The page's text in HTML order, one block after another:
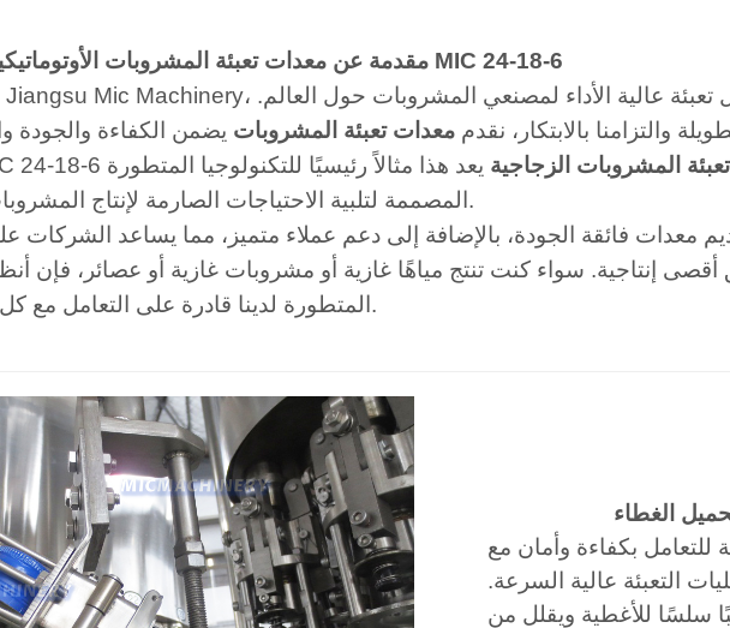
مقدمة عن معدات تعبئة المشروبات الأوتوماتيكية بالكامل MIC 24-18-6
والتزامنا بالابتكار، نقدممعدات تعبئة المشروبات يضمن الكفاءة والجودة
تعبئة المشروبات الزجاجية يعد هذا مثالاً رئيسيًا للتكنولوجيا المتطورة
المصممة لتلبية الاحتياجات الصارمة لإنتاج المشروبات الحديثة.
معدات فائقة الجودة، بالإضافة إلى دعم عملاء متميز، مما يساعد الشركات
إنتاجية. سواء كنت تنتج مياهًا غازية أو مشروبات غازية أو عصائر، فإن
المتطورة لدينا قادرة على التعامل مع كل ذلك بدقة.
الغطاء
بكفاءة وأمان مع
التعبئة عالية السرعة.
سلسًا للأغطية ويقلل من